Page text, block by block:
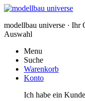
modellbau universe ·
Auswahl
Menu
Suche
Warenkorb
Konto
Ich habe ein